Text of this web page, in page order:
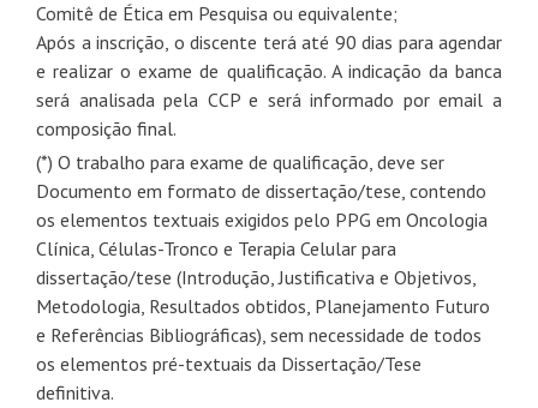
Comitê de Ética em Pesquisa ou equivalente;
Após a inscrição, o discente terá até 90 dias para agendar
e realizar oexame de qualificação. A indicação da banca
será analisada pela CCP e será informado por email a
composição final.
(*) O trabalho para exame de qualificação, deve ser
Documento em formato de dissertação/tese, contendo
os elementos textuais exigidos pelo PPG em Oncologia
Clínica, Células-Tronco e Terapia Celular para
dissertação/tese (Introdução, Justificativa e Objetivos,
Metodologia, Resultados obtidos, Planejamento Futuro
e Referências Bibliográficas), sem necessidade de todos
os elementos pré-textuais da Dissertação/Tese
definitiva.